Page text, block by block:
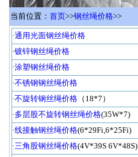
当前位置： 首页>>钢丝绳价格>>
·通用光面钢丝绳价格
·镀锌钢丝绳价格
·涂塑钢丝绳价格
·不锈钢钢丝绳价格
·不旋转钢丝绳价格 （18*7）
·多层股不旋转钢丝绳价格(35W*7)
·线接触钢丝绳价格(6*29Fi,6*25Fi)
·三角股钢丝绳价格(4V*39S 6V*48S)